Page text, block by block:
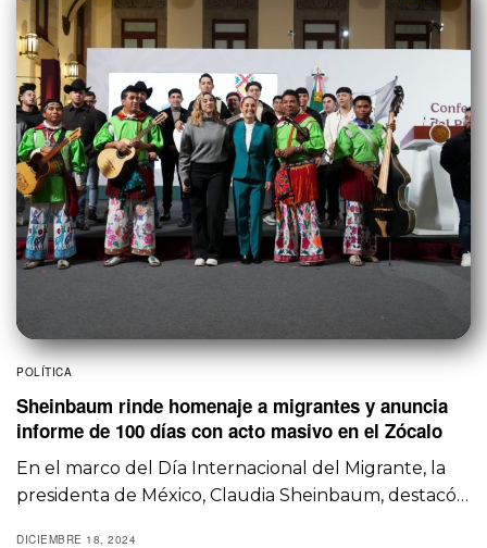
POLÍTICA
Sheinbaum rinde homenaje a migrantes y anuncia
informe de 100 días con acto masivo en el Zócalo
En el marco del Día Internacional del Migrante, la
presidenta de México, Claudia Sheinbaum, destacó…
DICIEMBRE 18, 2024